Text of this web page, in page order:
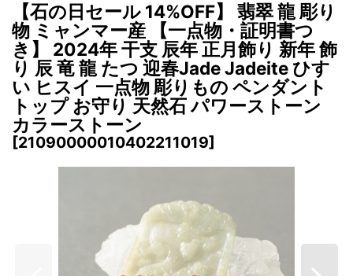
【石の日セール 14%OFF】 翡翠 龍 彫り
物 ミャンマー産 【一点物・証明書つ
き】 2024年 干支 辰年 正月飾り 新年 飾
り 辰 竜 龍 たつ 迎春Jade Jadeite ひす
い ヒスイ 一点物 彫りもの ペンダント
トップ お守り 天然石 パワーストーン
カラーストーン
[21090000010402211019]